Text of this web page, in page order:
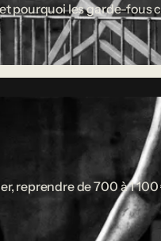
pourquoi les garde-
reprendre de 700 à 1